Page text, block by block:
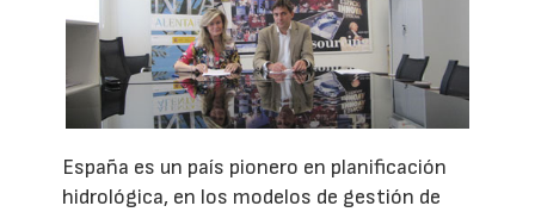
España es un país pionero en planificación
hidrológica, en los modelos de gestión de